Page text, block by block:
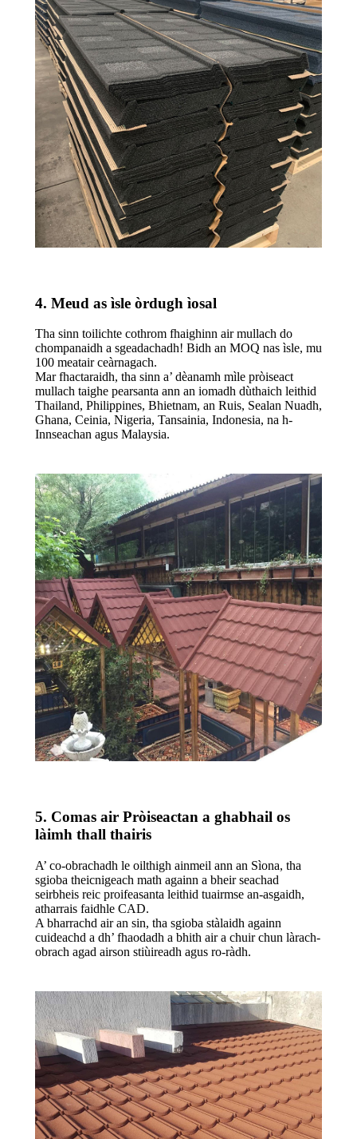
4. Meud as ìsle òrdugh ìosal
Tha sinn toilichte cothrom fhaighinn air mullach do
chompanaidh a sgeadachadh! Bidh an MOQ nas ìsle, mu
100 meatair ceàrnagach.
Mar fhactaraidh, tha sinn a’ dèanamh mìle pròiseact
mullach taighe pearsanta ann an iomadh dùthaich leithid
Thailand, Philippines, Bhietnam, an Ruis, Sealan Nuadh,
Ghana, Ceinia, Nigeria, Tansainia, Indonesia, na h-
Innseachan agus Malaysia.
5. Comas air Pròiseactan a ghabhail os
làimh thall thairis
A’ co-obrachadh le oilthigh ainmeil ann an Sìona, tha
sgioba theicnigeach math againn a bheir seachad
seirbheis reic proifeasanta leithid tuairmse an-asgaidh,
atharrais faidhle CAD.
A bharrachd air an sin, tha sgioba stàlaidh againn
cuideachd a dh’ fhaodadh a bhith air a chuir chun làrach-
obrach agad airson stiùireadh agus ro-ràdh.